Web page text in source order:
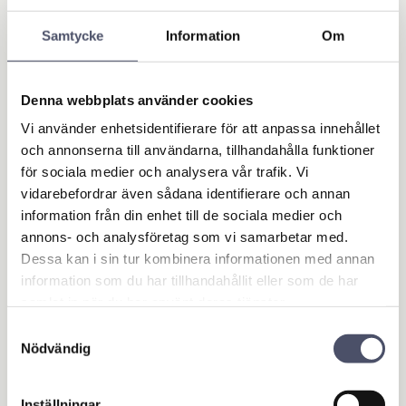
Samtycke Information Om
Denna webbplats använder cookies
Vi använder enhetsidentifierare för att anpassa innehållet
och annonserna till användarna, tillhandahålla funktioner
för sociala medier och analysera vår trafik. Vi
vidarebefordrar även sådana identifierare och annan
information från din enhet till de sociala medier och
annons- och analysföretag som vi samarbetar med.
Dessa kan i sin tur kombinera informationen med annan
information som du har tillhandahållit eller som de har
Nödvändig
Add to favorites
Elektrisk överföring
spump APL40L 40l/
min 230V
Kan överföra olika vätskor
3 439,00